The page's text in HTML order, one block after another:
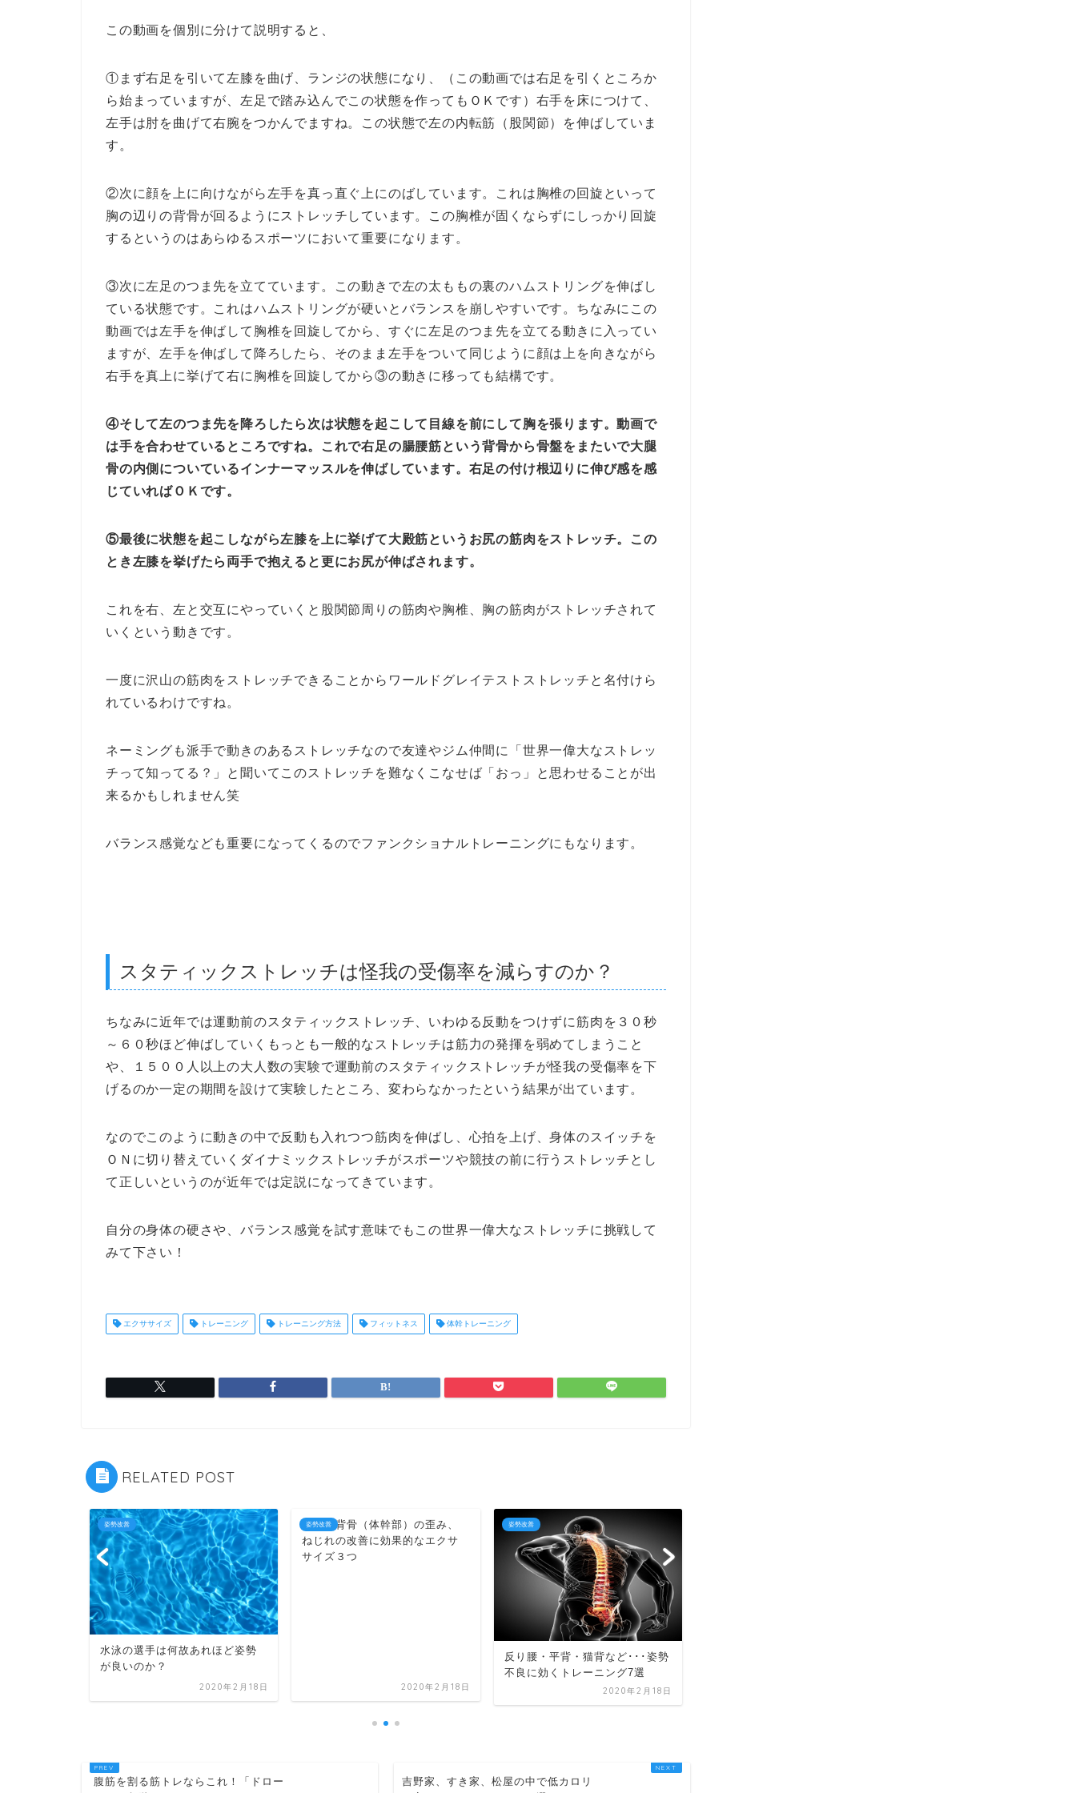
この動画を個別に分けて説明すると、
①まず右足を引いて左膝を曲げ、ランジの状態になり、（この動画では右足を引くところか
ら始まっていますが、左足で踏み込んでこの状態を作ってもＯＫです）右手を床につけて、
左手は肘を曲げて右腕をつかんでますね。この状態で左の内転筋（股関節）を伸ばしていま
す。
②次に顔を上に向けながら左手を真っ直ぐ上にのばしています。これは胸椎の回旋といって
胸の辺りの背骨が回るようにストレッチしています。この胸椎が固くならずにしっかり回旋
するというのはあらゆるスポーツにおいて重要になります。
③次に左足のつま先を立てています。この動きで左の太ももの裏のハムストリングを伸ばし
ている状態です。これはハムストリングが硬いとバランスを崩しやすいです。ちなみにこの
動画では左手を伸ばして胸椎を回旋してから、すぐに左足のつま先を立てる動きに入ってい
ますが、左手を伸ばして降ろしたら、そのまま左手をついて同じように顔は上を向きながら
右手を真上に挙げて右に胸椎を回旋してから③の動きに移っても結構です。
④そして左のつま先を降ろしたら次は状態を起こして目線を前にして胸を張ります。動画で
は手を合わせているところですね。これで右足の腸腰筋という背骨から骨盤をまたいで大腿
骨の内側についているインナーマッスルを伸ばしています。右足の付け根辺りに伸び感を感
じていればＯＫです。
⑤最後に状態を起こしながら左膝を上に挙げて大殿筋というお尻の筋肉をストレッチ。この
とき左膝を挙げたら両手で抱えると更にお尻が伸ばされます。
これを右、左と交互にやっていくと股関節周りの筋肉や胸椎、胸の筋肉がストレッチされて
いくという動きです。
一度に沢山の筋肉をストレッチできることからワールドグレイテストストレッチと名付けら
れているわけですね。
ネーミングも派手で動きのあるストレッチなので友達やジム仲間に「世界一偉大なストレッ
チって知ってる？」と聞いてこのストレッチを難なくこなせば「おっ」と思わせることが出
来るかもしれません笑
バランス感覚なども重要になってくるのでファンクショナルトレーニングにもなります。
スタティックストレッチは怪我の受傷率を減らすのか？
ちなみに近年では運動前のスタティックストレッチ、いわゆる反動をつけずに筋肉を３０秒
～６０秒ほど伸ばしていくもっとも一般的なストレッチは筋力の発揮を弱めてしまうこと
や、１５００人以上の大人数の実験で運動前のスタティックストレッチが怪我の受傷率を下
げるのか一定の期間を設けて実験したところ、変わらなかったという結果が出ています。
なのでこのように動きの中で反動も入れつつ筋肉を伸ばし、心拍を上げ、身体のスイッチを
ＯＮに切り替えていくダイナミックストレッチがスポーツや競技の前に行うストレッチとし
て正しいというのが近年では定説になってきています。
自分の身体の硬さや、バランス感覚を試す意味でもこの世界一偉大なストレッチに挑戦して
みて下さい！
エクササイズ トレーニング トレーニング方法 フィットネス 体幹トレーニング
RELATED POST
姿勢改善
水泳の選手は何故あれほど姿勢
が良いのか？
2020年2月18日
姿勢改善
骨盤、背骨（体幹部）の歪み、
ねじれの改善に効果的なエクサ
サイズ３つ
2020年2月18日
姿勢改善
反り腰・平背・猫背など･･･姿勢
不良に効くトレーニング7選
2020年2月18日
腹筋を割る筋トレならこれ！「ドロー
吉野家、すき家、松屋の中で低カロリ